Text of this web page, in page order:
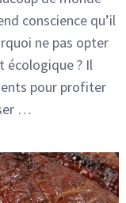
conscience qu’il
ne pas opter
écologique ? Il
pour profiter
…